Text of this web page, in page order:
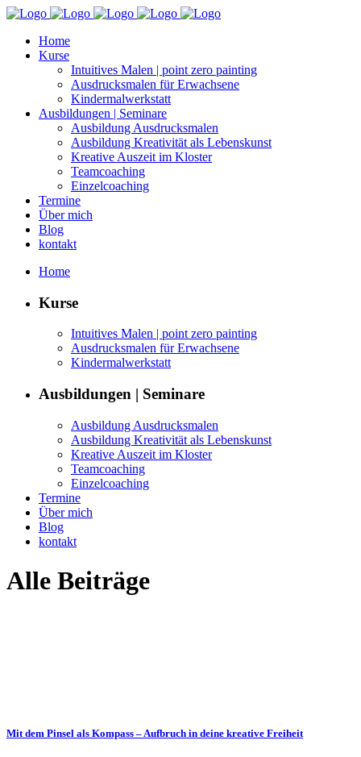
Home
Kurse
Intu­itives Malen | point zero painting
Aus­drucks­malen für Erwachsene
Kin­der­mal­w­erk­statt
Aus­bil­dun­gen | Seminare
Aus­bil­dung Ausdrucksmalen
Aus­bil­dung Kreativ­ität als Lebenskunst
Kreative Auszeit im Kloster
Team­coach­ing
Einzel­coach­ing
Ter­mine
Über mich
Blog
kon­takt
Home
Kurse
Intu­itives Malen | point zero painting
Aus­drucks­malen für Erwachsene
Kin­der­mal­w­erk­statt
Aus­bil­dun­gen | Seminare
Aus­bil­dung Ausdrucksmalen
Aus­bil­dung Kreativ­ität als Lebenskunst
Kreative Auszeit im Kloster
Team­coach­ing
Einzel­coach­ing
Ter­mine
Über mich
Blog
kon­takt
Alle Beiträge
Mit dem Pin­sel als Kom­pass – Auf­bruch in deine kreative Freiheit